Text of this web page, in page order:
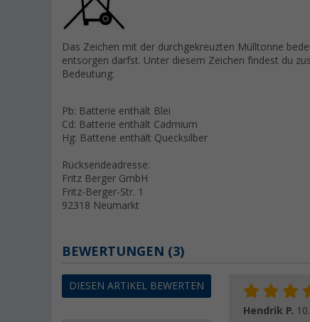
Das Zeichen mit der durchgekreuzten Mülltonne
entsorgen darfst. Unter diesem Zeichen findest du
Bedeutung:
Pb: Batterie enthält Blei
Cd: Batterie enthält Cadmium
Hg: Batterie enthält Quecksilber
Rücksendeadresse:
Fritz Berger GmbH
Fritz-Berger-Str. 1
92318 Neumarkt
BEWERTUNGEN (3)
DIESEN ARTIKEL BEWERTEN
Hendrik P.